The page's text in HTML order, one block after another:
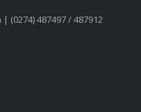
(0274) 487497 / 487912